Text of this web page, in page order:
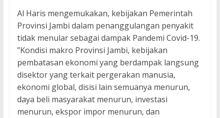
Al Haris mengemukakan, kebijakan Pemerintah
Provinsi Jambi dalam penanggulangan penyakit
tidak menular sebagai dampak Pandemi Covid-19.
”Kondisi makro Provinsi Jambi, kebijakan
pembatasan ekonomi yang berdampak langsung
disektor yang terkait pergerakan manusia,
ekonomi global, disisi lain semuanya menurun,
daya beli masyarakat menurun, investasi
menurun, ekspor impor menurun, dan